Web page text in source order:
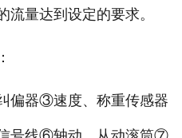
- 散装计量秤
- 输送机
流量达到设定的要求。
偏器③速度、称重传感器